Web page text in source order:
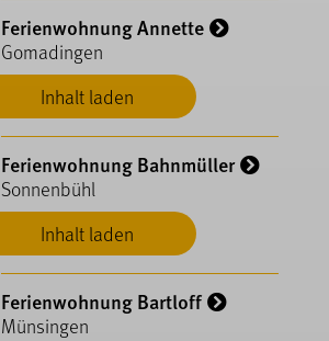
Inhalt laden
Ferienwohnung Annette
Gomadingen
Inhalt laden
Ferienwohnung Bahnmüller
Sonnenbühl
Ferienwohnung Bartloff
Münsingen